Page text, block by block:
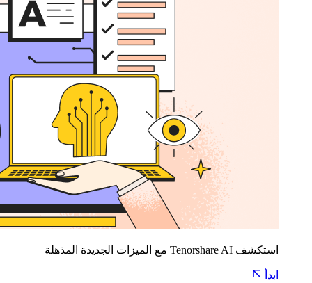
استكشف Tenorshare AI مع الميزات الجديدة المذهلة
ابدأ